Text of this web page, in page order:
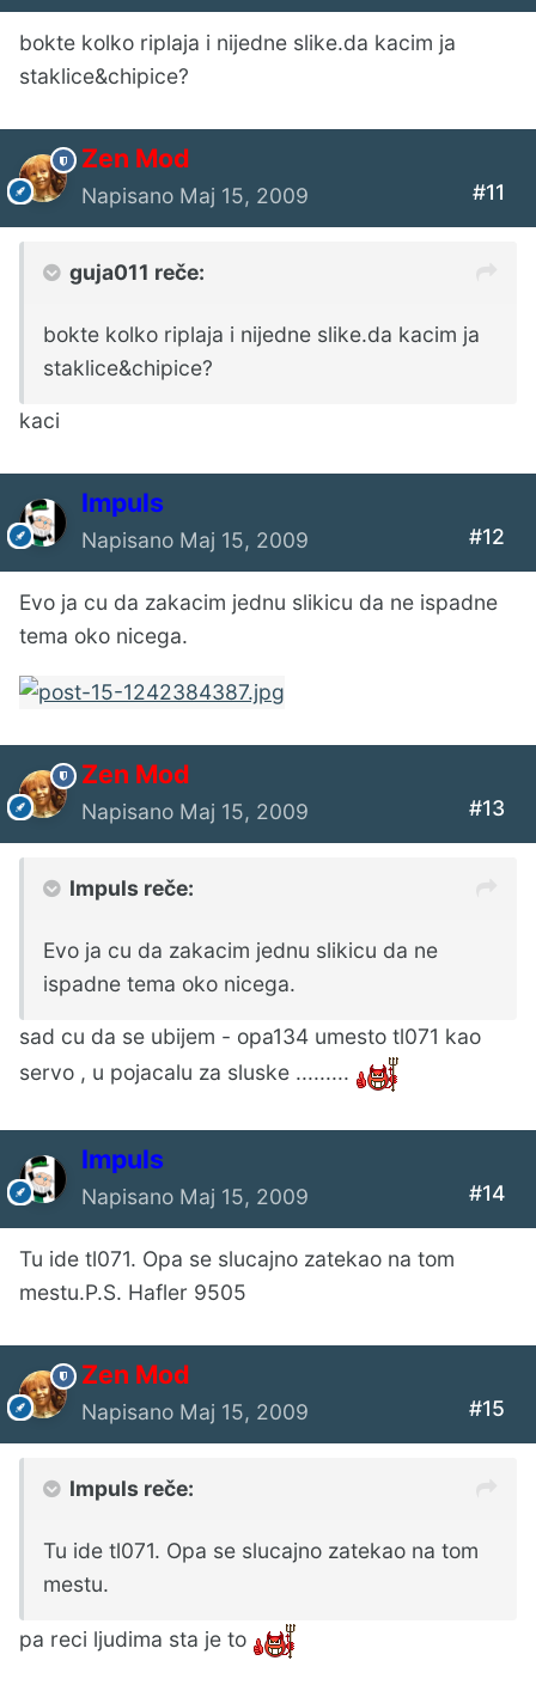
bokte kolko riplaja i nijedne slike.da kacim ja
staklice&chipice?
Zen Mod
Napisano Maj 15, 2009 #11
guja011 reče:
bokte kolko riplaja i nijedne slike.da kacim ja
staklice&chipice?
kaci
Impuls
Napisano Maj 15, 2009 #12
Evo ja cu da zakacim jednu slikicu da ne ispadne
tema oko nicega.
Zen Mod
Napisano Maj 15, 2009 #13
Impuls reče:
Evo ja cu da zakacim jednu slikicu da ne
ispadne tema oko nicega.
sad cu da se ubijem - opa134 umesto tl071 kao
servo , u pojacalu za sluske .........
Impuls
Napisano Maj 15, 2009 #14
Tu ide tl071. Opa se slucajno zatekao na tom
mestu.P.S. Hafler 9505
Zen Mod
Napisano Maj 15, 2009 #15
Impuls reče:
Tu ide tl071. Opa se slucajno zatekao na tom
mestu.
pa reci ljudima sta je to